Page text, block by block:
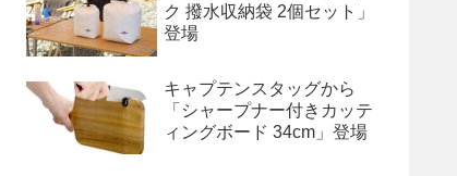
ク 撥水収納袋 2個セット」
登場
キャプテンスタッグから
「シャープナー付きカッテ
ィングボード 34cm」登場